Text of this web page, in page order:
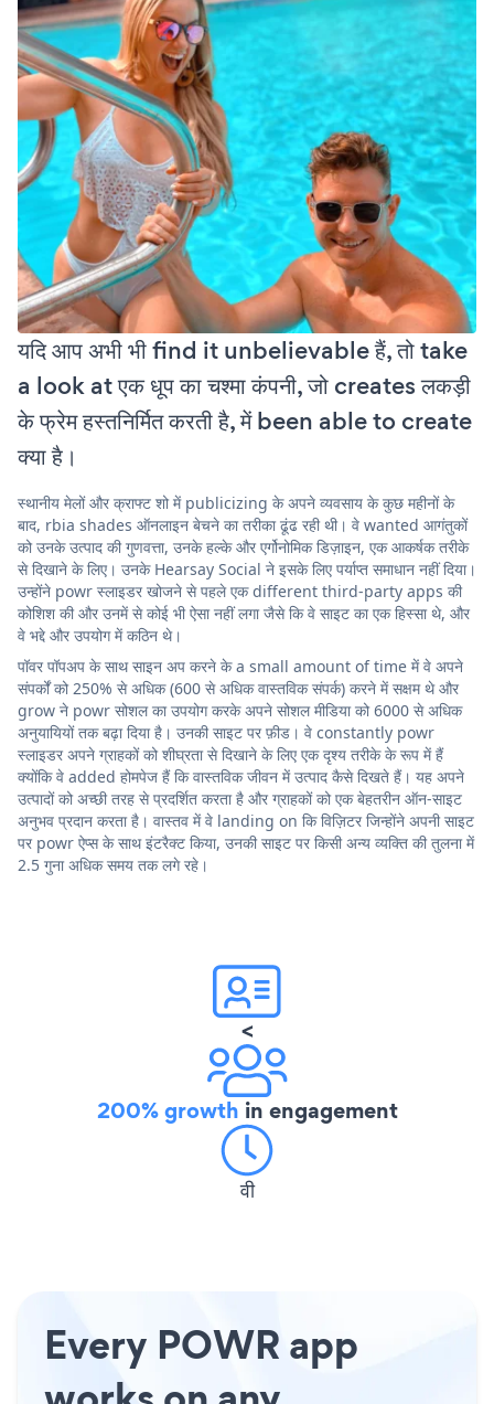
यदि आप अभी भी find it unbelievable हैं, तो take
a look at एक धूप का चश्मा कंपनी, जो creates लकड़ी
के फ्रेम हस्तनिर्मित करती है, में been able to create
क्या है।
स्थानीय मेलों और क्राफ्ट शो में publicizing के अपने व्यवसाय के कुछ महीनों के
बाद, rbia shades ऑनलाइन बेचने का तरीका ढूंढ रही थी। वे wanted आगंतुकों
को उनके उत्पाद की गुणवत्ता, उनके हल्के और एर्गोनोमिक डिज़ाइन, एक आकर्षक तरीके
से दिखाने के लिए। उनके Hearsay Social ने इसके लिए पर्याप्त समाधान नहीं दिया।
उन्होंने powr स्लाइडर खोजने से पहले एक different third-party apps की
कोशिश की और उनमें से कोई भी ऐसा नहीं लगा जैसे कि वे साइट का एक हिस्सा थे, और
वे भद्दे और उपयोग में कठिन थे।
पॉवर पॉपअप के साथ साइन अप करने के a small amount of time में वे अपने
संपर्कों को 250% से अधिक (600 से अधिक वास्तविक संपर्क) करने में सक्षम थे और
grow ने powr सोशल का उपयोग करके अपने सोशल मीडिया को 6000 से अधिक
अनुयायियों तक बढ़ा दिया है। उनकी साइट पर फ़ीड। वे constantly powr
स्लाइडर अपने ग्राहकों को शीघ्रता से दिखाने के लिए एक दृश्य तरीके के रूप में हैं
क्योंकि वे added होमपेज हैं कि वास्तविक जीवन में उत्पाद कैसे दिखते हैं। यह अपने
उत्पादों को अच्छी तरह से प्रदर्शित करता है और ग्राहकों को एक बेहतरीन ऑन-साइट
अनुभव प्रदान करता है। वास्तव में वे landing on कि विज़िटर जिन्होंने अपनी साइट
पर powr ऐप्स के साथ इंटरैक्ट किया, उनकी साइट पर किसी अन्य व्यक्ति की तुलना में
2.5 गुना अधिक समय तक लगे रहे।
<
200% growth in engagement
वी
Every POWR app